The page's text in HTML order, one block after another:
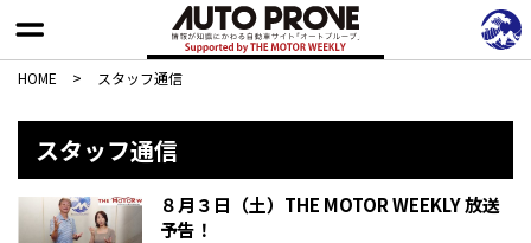
HOME > スタッフ通信
スタッフ通信
８月３日（土）THE MOTOR WEEKLY 放送
予告！